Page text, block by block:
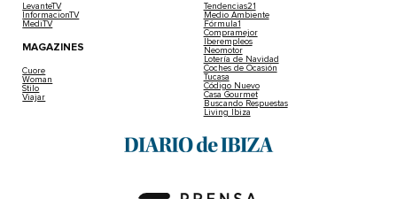
LevanteTV
InformacionTV
MediTV
MAGAZINES
Cuore
Woman
Stilo
Viajar
Tendencias21
Medio Ambiente
Fórmula1
Compramejor
Iberempleos
Neomotor
Lotería de Navidad
Coches de Ocasión
Tucasa
Código Nuevo
Casa Gourmet
Buscando Respuestas
Living Ibiza